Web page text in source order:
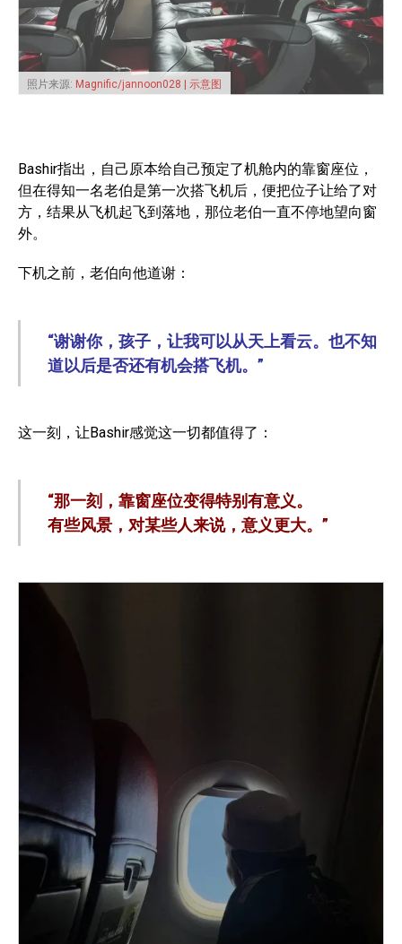
照片来源: Magnific/jannoon028 | 示意图
Bashir指出，自己原本给自己预定了机舱内的靠窗座位，
但在得知一名老伯是第一次搭飞机后，便把位子让给了对
方，结果从飞机起飞到落地，那位老伯一直不停地望向窗
外。
下机之前，老伯向他道谢：
“谢谢你，孩子，让我可以从天上看云。也不知
道以后是否还有机会搭飞机。”
这一刻，让Bashir感觉这一切都值得了：
“那一刻，靠窗座位变得特别有意义。
有些风景，对某些人来说，意义更大。”